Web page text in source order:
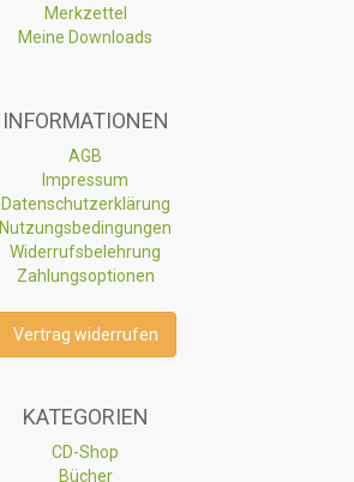
Merkzettel
Meine Downloads
INFORMATIONEN
AGB
Impressum
Datenschutzerklärung
Nutzungsbedingungen
Widerrufsbelehrung
Zahlungsoptionen
Vertrag widerrufen
KATEGORIEN
CD-Shop
Bücher